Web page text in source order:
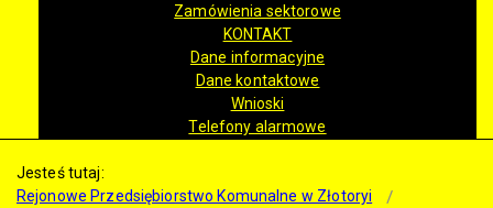
Zamówienia sektorowe
KONTAKT
Dane informacyjne
Dane kontaktowe
Wnioski
Telefony alarmowe
Jesteś tutaj:
Rejonowe Przedsiębiorstwo Komunalne w Złotoryi